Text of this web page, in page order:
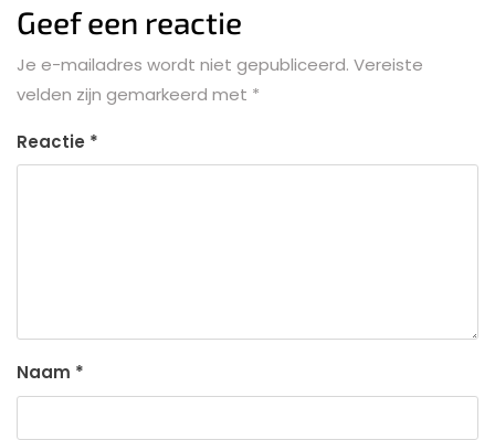
Geef een reactie
Je e-mailadres wordt niet gepubliceerd. Vereiste
velden zijn gemarkeerd met *
Reactie *
Naam *